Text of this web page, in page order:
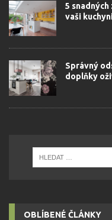
5
vaši
Správný
doplňky
OBLÍBENÉ ČLÁNKY